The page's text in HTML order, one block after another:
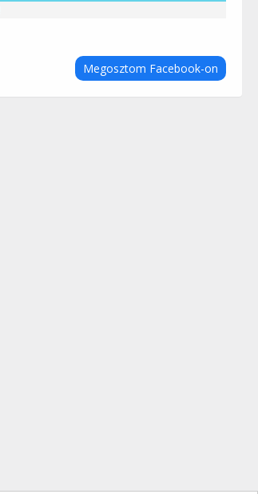
Megosztom Facebook-on